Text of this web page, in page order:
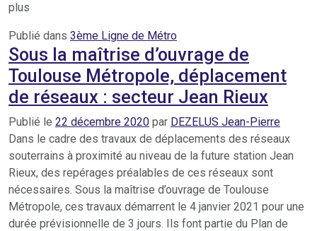
plus
Publié dans 3ème Ligne de Métro
Sous la maîtrise d’ouvrage de
Toulouse Métropole, déplacement
de réseaux : secteur Jean Rieux
Publié le 22 décembre 2020 par DEZELUS Jean-Pierre
Dans le cadre des travaux de déplacements des réseaux
souterrains à proximité au niveau de la future station Jean
Rieux, des repérages préalables de ces réseaux sont
nécessaires. Sous la maîtrise d’ouvrage de Toulouse
Métropole, ces travaux démarrent le 4 janvier 2021 pour une
durée prévisionnelle de 3 jours. Ils font partie du Plan de